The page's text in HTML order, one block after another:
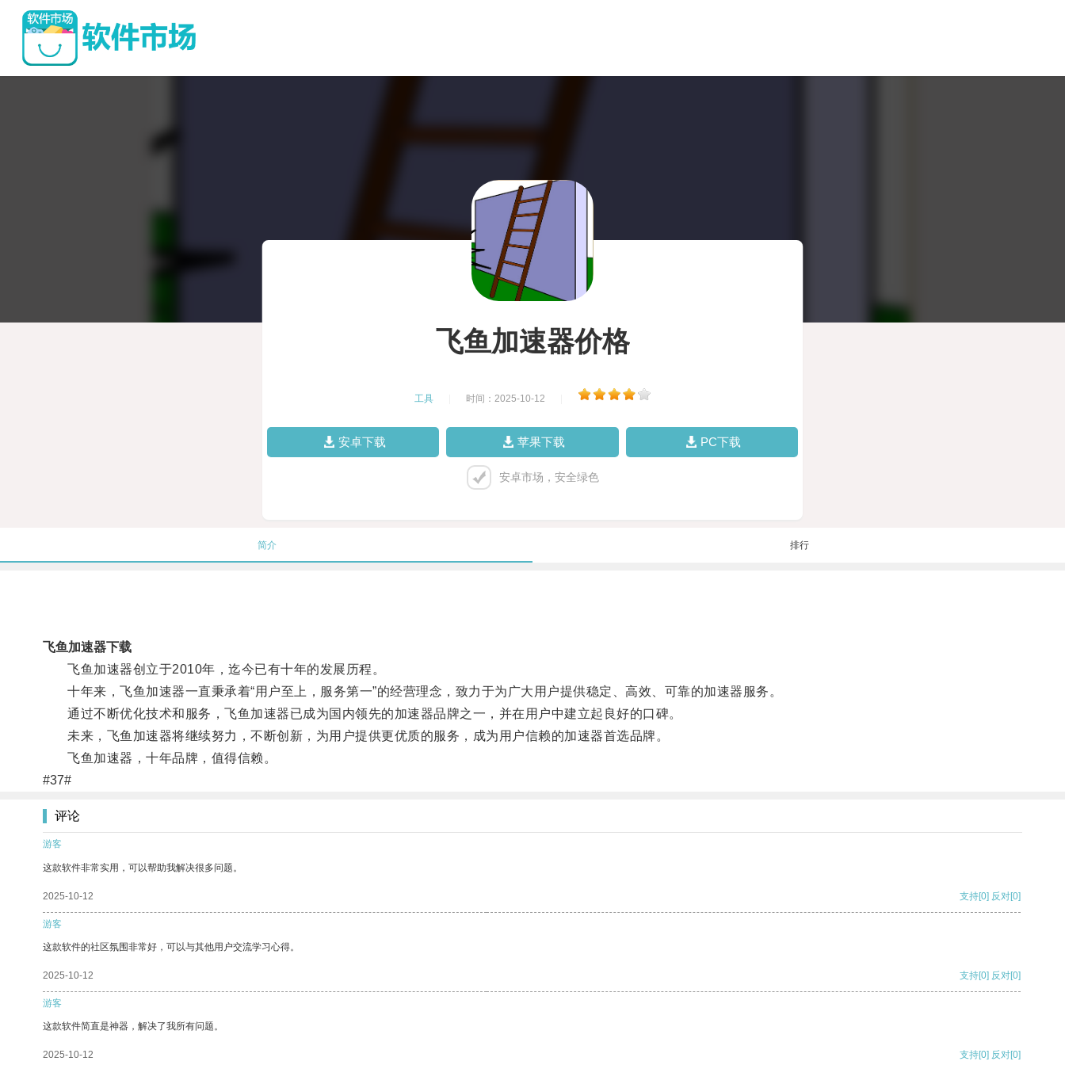
飞鱼加速器价格
工具 时间：2025-10-12
安卓下载 苹果下载 PC下载
安卓市场，安全绿色
简介 排行
飞鱼加速器下载
飞鱼加速器创立于2010年，迄今已有十年的发展历程。
十年来，飞鱼加速器一直秉承着“用户至上，服务第一”的经营理念，致力于为广大用户提供稳定、高效、可靠的加速器服务。
通过不断优化技术和服务，飞鱼加速器已成为国内领先的加速器品牌之一，并在用户中建立起良好的口碑。
未来，飞鱼加速器将继续努力，不断创新，为用户提供更优质的服务，成为用户信赖的加速器首选品牌。
飞鱼加速器，十年品牌，值得信赖。
#37#
评论
游客
这款软件非常实用，可以帮助我解决很多问题。
2025-10-12 支持[0] 反对[0]
游客
这款软件的社区氛围非常好，可以与其他用户交流学习心得。
2025-10-12 支持[0] 反对[0]
游客
这款软件简直是神器，解决了我所有问题。
2025-10-12 支持[0] 反对[0]